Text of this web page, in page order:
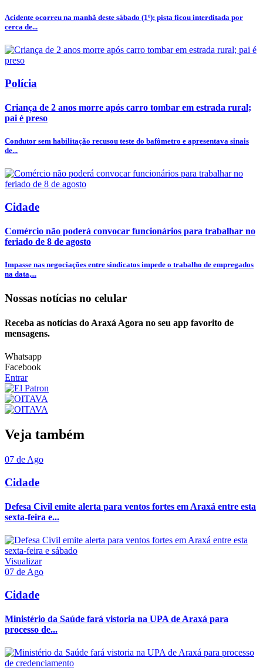
Acidente ocorreu na manhã deste sábado (1º); pista ficou interditada por
cerca de...
Polícia
Criança de 2 anos morre após carro tombar em estrada rural;
pai é preso
Condutor sem habilitação recusou teste do bafômetro e apresentava sinais
de...
Cidade
Comércio não poderá convocar funcionários para trabalhar no
feriado de 8 de agosto
Impasse nas negociações entre sindicatos impede o trabalho de empregados
na data,...
Nossas notícias no celular
Receba as notícias do Araxá Agora no seu app favorito de
mensagens.
Whatsapp
Facebook
Entrar
Veja também
07 de Ago
Cidade
Defesa Civil emite alerta para ventos fortes em Araxá entre esta
sexta-feira e...
Visualizar
07 de Ago
Cidade
Ministério da Saúde fará vistoria na UPA de Araxá para
processo de...